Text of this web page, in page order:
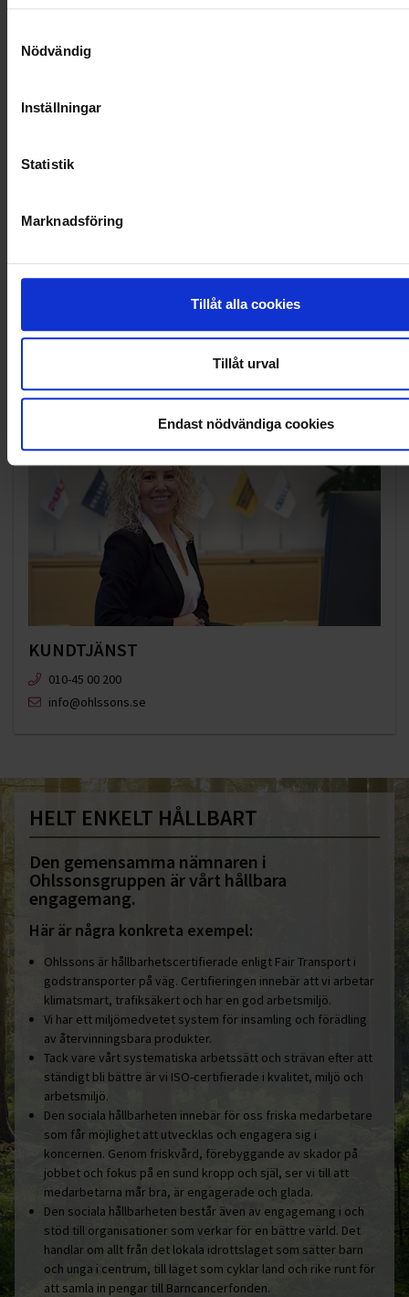
Nödvändig
Inställningar
Statistik
Marknadsföring
Tillåt alla cookies
Tillåt urval
Endast nödvändiga cookies
OHLSSONS REGION MITT
RENHÅLLNING
SAMARBETEN
VELLINGE
KUNDTJÄNST
010-45 00 200​
info@ohlssons.se
HELT ENKELT HÅLLBART
Den gemensamma nämnaren i
Ohlssonsgruppen är vårt hållbara
engagemang.
Här är några konkreta exempel:
Ohlssons är hållbarhetscertifierade enligt Fair Transport i
godstransporter på väg. Certifieringen innebär att vi arbetar
klimatsmart, trafiksäkert och har en god arbetsmiljö.
Vi har ett miljömedvetet system för insamling och förädling
av återvinningsbara produkter.
Tack vare vårt systematiska arbetssätt och strävan efter att
ständigt bli bättre är vi ISO-certifierade i kvalitet, miljö och
arbetsmiljö.
Den sociala hållbarheten innebär för oss friska medarbetare
som får möjlighet att utvecklas och engagera sig i
koncernen. Genom friskvård, förebyggande av skador på
jobbet och fokus på en sund kropp och själ, ser vi till att
medarbetarna mår bra, är engagerade och glada.
Den sociala hållbarheten består även av engagemang i och
stöd till organisationer som verkar för en bättre värld. Det
handlar om allt från det lokala idrottslaget som sätter barn
och unga i centrum, till laget som cyklar land och rike runt för
att samla in pengar till Barncancerfonden.